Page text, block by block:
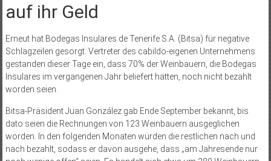
auf ihr Geld
Erneut hat Bodegas Insulares de Tenerife S.A. (Bitsa) für negative
Schlagzeilen gesorgt. Vertreter des cabildo-eigenen Unternehmens
gestanden dieser Tage ein, dass 70% der Weinbauern, die Bodegas
Insulares im vergangenen Jahr beliefert hätten, noch nicht bezahlt
worden seien.
Bitsa-Präsident Juan González gab Ende September bekannt, bis
dato seien die Rechnungen von 123 Weinbauern ausgeglichen
worden. In den folgenden Monaten würden die restlichen nach und
nach bezahlt, sodass er davon ausgehe, dass „am Jahresende nur